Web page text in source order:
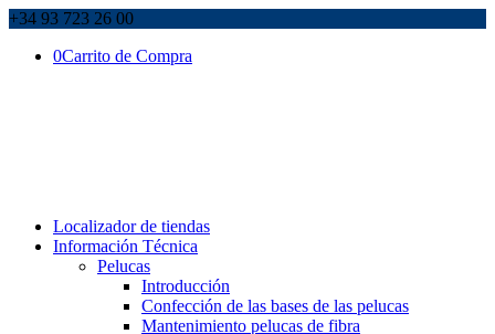
+34 93 723 26 00
0Carrito de Compra
Localizador de tiendas
Información Técnica
Pelucas
Introducción
Confección de las bases de las pelucas
Mantenimiento pelucas de fibra